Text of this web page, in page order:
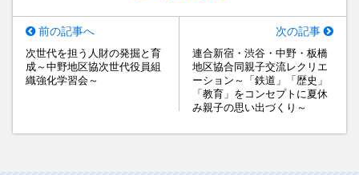
前の記事へ
次世代を担う人財の発掘と育
成～中野地区協次世代役員組
織強化学習会～
次の記事
連合新宿・渋谷・中野・板橋
地区協合同親子交流レクリエ
ーション～「鉄道」「歴史」
「教育」をコンセプトに夏休
み親子の思い出づくり～